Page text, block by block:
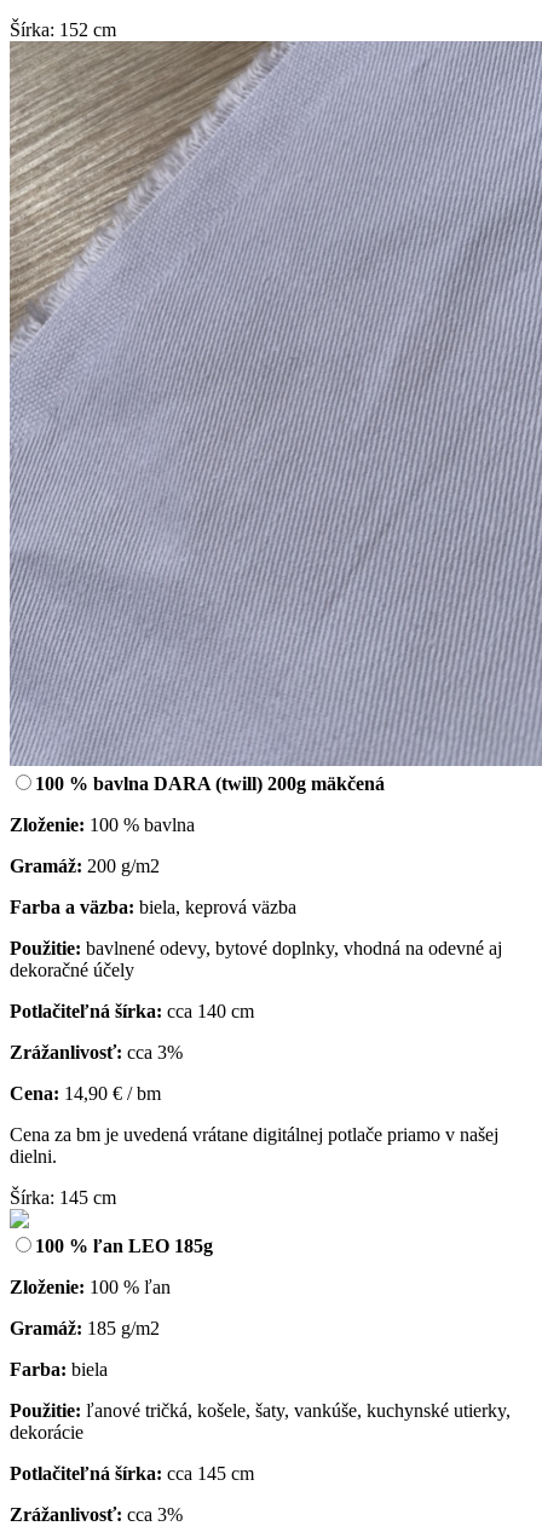
Šírka: 152 cm
100 % bavlna DARA (twill) 200g mäkčená
Zloženie: 100 % bavlna
Gramáž: 200 g/m2
Farba a väzba: biela, keprová väzba
Použitie: bavlnené odevy, bytové doplnky, vhodná na odevné aj
dekoračné účely
Potlačiteľná šírka: cca 140 cm
Zrážanlivosť: cca 3%
Cena: 14,90 € / bm
Cena za bm je uvedená vrátane digitálnej potlače priamo v našej
dielni.
Šírka: 145 cm
100 % ľan LEO 185g
Zloženie: 100 % ľan
Gramáž: 185 g/m2
Farba: biela
Použitie: ľanové tričká, košele, šaty, vankúše, kuchynské utierky,
dekorácie
Potlačiteľná šírka: cca 145 cm
Zrážanlivosť: cca 3%